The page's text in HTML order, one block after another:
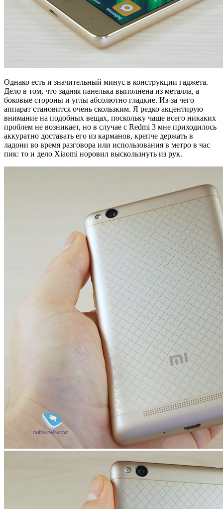
Однако есть и значительный минус в конструкции гаджета.
Дело в том, что задняя панелька выполнена из металла, а
боковые стороны и углы абсолютно гладкие. Из-за чего
аппарат становится очень скользким. Я редко акцентирую
внимание на подобных вещах, поскольку чаще всего никаких
проблем не возникает, но в случае с Redmi 3 мне приходилось
аккуратно доставать его из карманов, крепче держать в
ладони во время разговора или использования в метро в час
пик: то и дело Xiaomi норовил выскользнуть из рук.